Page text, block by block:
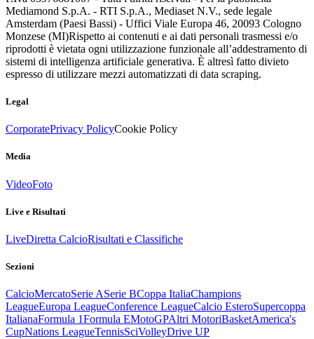
Mediamond S.p.A. - RTI S.p.A., Mediaset N.V., sede legale
Amsterdam (Paesi Bassi) - Uffici Viale Europa 46, 20093 Cologno
Monzese (MI)Rispetto ai contenuti e ai dati personali trasmessi e/o
riprodotti è vietata ogni utilizzazione funzionale all’addestramento di
sistemi di intelligenza artificiale generativa. È altresì fatto divieto
espresso di utilizzare mezzi automatizzati di data scraping.
Legal
CorporatePrivacy PolicyCookie Policy
Media
VideoFoto
Live e Risultati
LiveDiretta CalcioRisultati e Classifiche
Sezioni
CalcioMercatoSerie ASerie BCoppa ItaliaChampions
LeagueEuropa LeagueConference LeagueCalcio EsteroSupercoppa
ItalianaFormula 1Formula EMotoGPAltri MotoriBasketAmerica's
CupNations LeagueTennisSciVolleyDrive UP